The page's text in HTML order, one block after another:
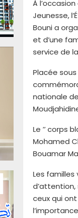
À
Jeunesse,
Bouni a
et d’une
service de
Placée
nationale
Le ’’ corps
Mohamed
Bouamar
Les
ceux qui